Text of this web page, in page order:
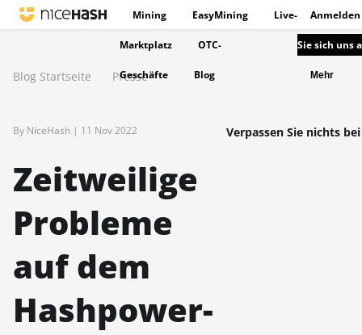
Mining EasyMining Live-
Marktplatz OTC-
Geschäfte Blog
Anmelden
Sie sich uns
Mehr
Blog Startseite Presse
By NiceHash | 11 Nov 2022
Zeitweilige
Probleme
auf dem
Hashpower-
Verpassen Sie nichts